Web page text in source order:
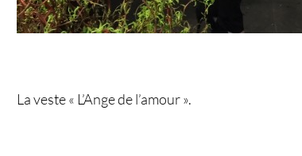
La veste « L’Ange de l’amour ».